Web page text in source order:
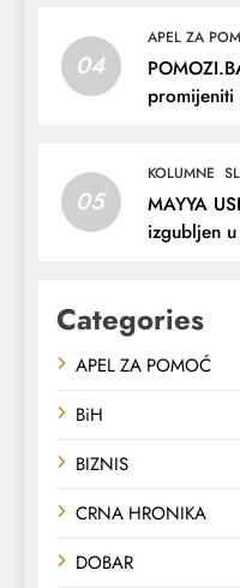
04
APEL ZA
promijeniti
05
KOLUMNE
MAYYA
izgubljen
Categories
APEL ZA POMOĆ
BiH
BIZNIS
CRNA HRONIKA
DOBAR